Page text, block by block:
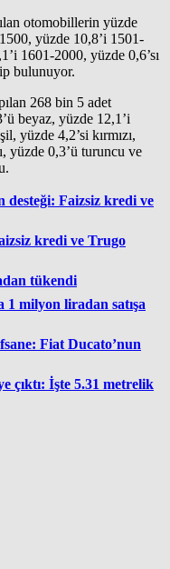
otomobillerin yüzde
yüzde 10,8’i 1501-
1601-2000, yüzde 0,6’sı
bulunuyor.
268 bin 5 adet
beyaz, yüzde 12,1’i
yüzde 4,2’si kırmızı,
yüzde 0,3’ü turuncu ve
desteği: Faizsiz kredi ve
kredi ve Trugo
tükendi
milyon liradan satışa
Fiat Ducato’nun
çıktı: İşte 5.31 metrelik